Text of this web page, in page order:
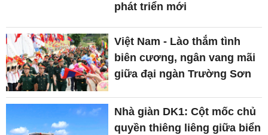
phát triển mới
Việt Nam - Lào thắm tình
biên cương, ngân vang mãi
giữa đại ngàn Trường Sơn
Nhà giàn DK1: Cột mốc chủ
quyền thiêng liêng giữa biển